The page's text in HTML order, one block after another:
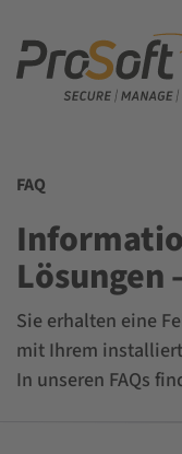
FAQ
Lösungen
Sie erhalten eine
mit Ihrem
In unseren FAQs